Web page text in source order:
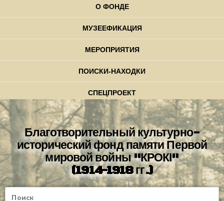
О ФОНДЕ
МУЗЕЕФИКАЦИЯ
МЕРОПРИЯТИЯ
ПОИСКИ-НАХОДКИ
СПЕЦПРОЕКТ
Благотворительный культурно-
исторический фонд памяти Первой
мировой войны "КРОКІ"
(1914-1918 гг.)